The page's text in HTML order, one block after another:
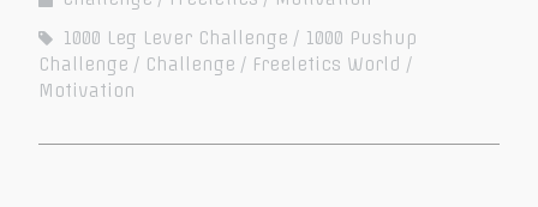
1000 Leg Lever Challenge
1000 Pushup
Challenge
Challenge
Freeletics World
Motivation